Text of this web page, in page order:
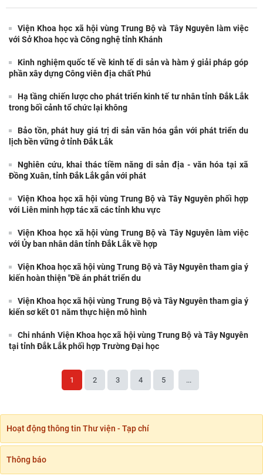
Viện Khoa học xã hội vùng Trung Bộ và Tây Nguyên làm việc
với Sở Khoa học và Công nghệ tỉnh Khánh
Kinh nghiệm quốc tế về kinh tế di sản và hàm ý giải pháp góp
phần xây dựng Công viên địa chất Phú
Hạ tầng chiến lược cho phát triển kinh tế tư nhân tỉnh Đắk Lắk
trong bối cảnh tổ chức lại không
Bảo tồn, phát huy giá trị di sản văn hóa gắn với phát triển du
lịch bền vững ở tỉnh Đắk Lắk
Nghiên cứu, khai thác tiềm năng di sản địa - văn hóa tại xã
Đồng Xuân, tỉnh Đắk Lắk gắn với phát
Viện Khoa học xã hội vùng Trung Bộ và Tây Nguyên phối hợp
với Liên minh hợp tác xã các tỉnh khu vực
Viện Khoa học xã hội vùng Trung Bộ và Tây Nguyên làm việc
với Ủy ban nhân dân tỉnh Đắk Lắk về hợp
Viện Khoa học xã hội vùng Trung Bộ và Tây Nguyên tham gia ý
kiến hoàn thiện "Đề án phát triển du
Viện Khoa học xã hội vùng Trung Bộ và Tây Nguyên tham gia ý
kiến sơ kết 01 năm thực hiện mô hình
Chi nhánh Viện Khoa học xã hội vùng Trung Bộ và Tây Nguyên
tại tỉnh Đắk Lắk phối hợp Trường Đại học
1 2 3 4 5 ...
Hoạt động thông tin Thư viện - Tạp chí
Thông báo